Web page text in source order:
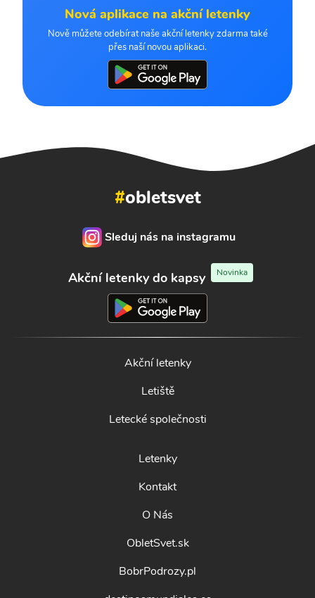
Nová aplikace na akční letenky
Nově můžete odebírat naše akční letenky zdarma také
přes naší novou aplikaci.
#obletsvet
Sleduj nás na instagramu
Akční letenky do kapsy Novinka
Akční letenky
Letiště
Letecké společnosti
Letenky
Kontakt
O Nás
ObletSvet.sk
BobrPodrozy.pl